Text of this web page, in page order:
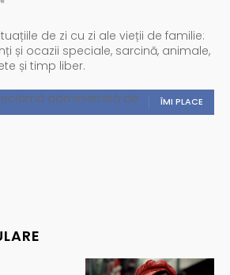
de zi cu zi ale vieții de familie:
și ocazii speciale, sarcină, animale,
și timp liber.
ÎMI PLACE
administrată de